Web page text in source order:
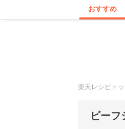
おすすめ
楽天レシピト
ビーフ